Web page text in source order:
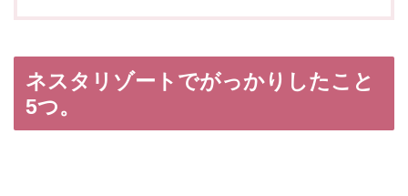
ネスタリゾートでがっかりしたこと
5つ。